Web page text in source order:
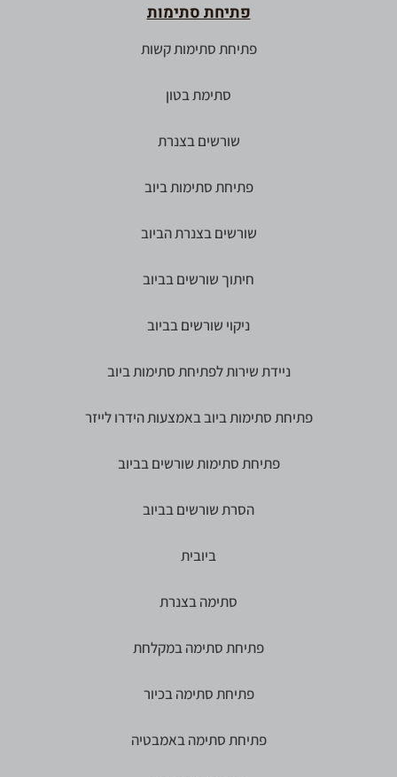
פתיחת סתימות
פתיחת סתימות קשות
סתימת בטון
שורשים בצנרת
פתיחת סתימות ביוב
שורשים בצנרת הביוב
חיתוך שורשים בביוב
ניקוי שורשים בביוב
ניידת שירות לפתיחת סתימות ביוב
פתיחת סתימות ביוב באמצעות הידרו לייזר
פתיחת סתימות שורשים בביוב
הסרת שורשים בביוב
ביובית
סתימה בצנרת
פתיחת סתימה במקלחת
פתיחת סתימה בכיור
פתיחת סתימה באמבטיה